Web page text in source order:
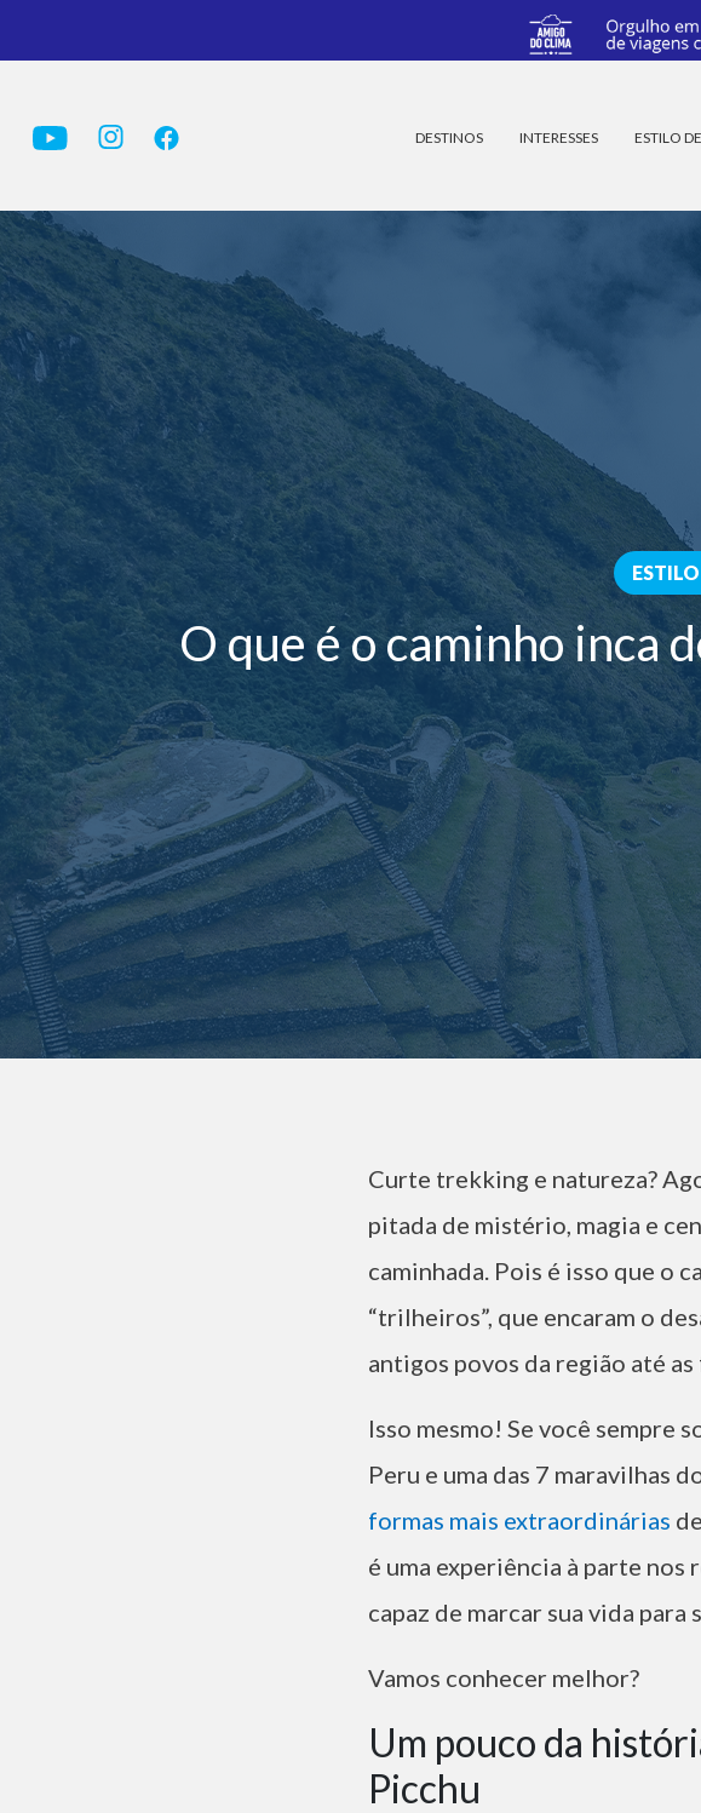
DESTINOS INTERESSES ESTILO
O que é o caminho inca
Curte trekking e natureza?
pitada de mistério, magia e
caminhada. Pois é isso que o
“trilheiros”, que encaram o
antigos povos da região até as
Isso mesmo! Se você sempre
Peru e uma das 7 maravilhas
formas mais extraordinárias
é uma experiência à parte
capaz de marcar sua vida para
Vamos conhecer melhor?
Um pouco da
Picchu